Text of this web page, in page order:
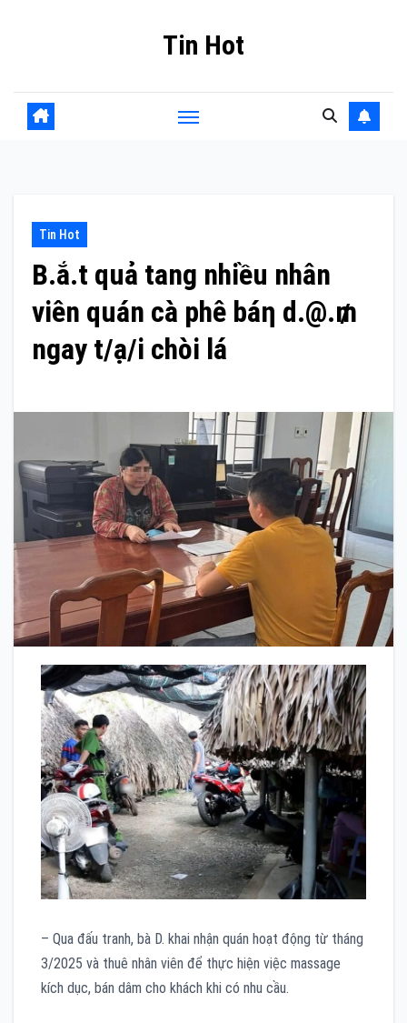
Tin Hot
Tin Hot
B.ắ.t quả tang nhiều nhân
viên quán cà phê báη d.@.₥
ngay t/ạ/i chòi lá
– Qua đấu tranh, bà D. khai nhận quán hoạt động từ tháng
3/2025 và thuê nhân viên để thực hiện việc massage
kích dục, bán dâm cho khách khi có nhu cầu.